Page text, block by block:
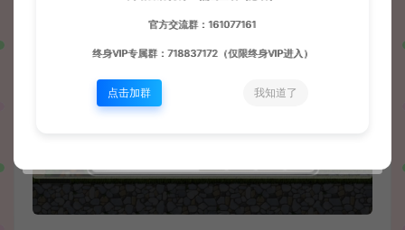
官方交流群：161077161
终身VIP专属群：718837172（仅限终身VIP进入）
点击加群 我知道了